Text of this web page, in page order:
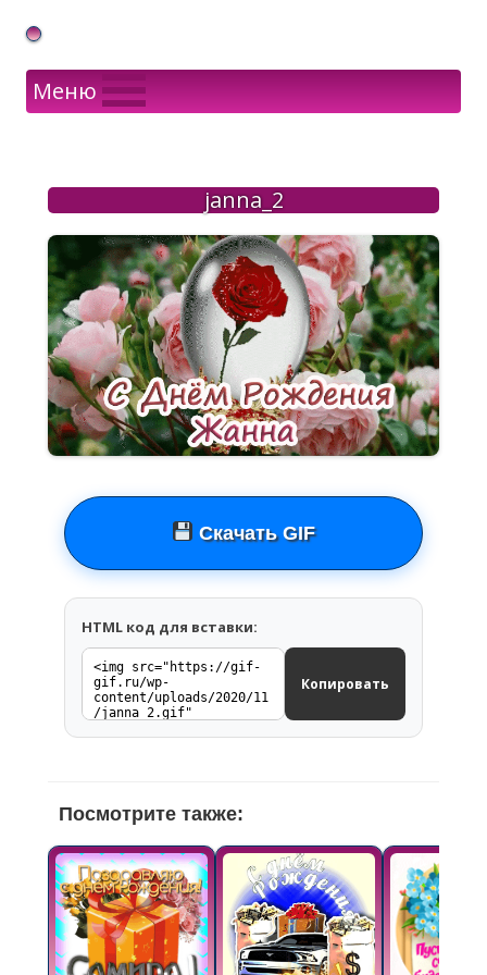
Gif Открытки в подарок
Меню
janna_2
Скачать GIF
HTML код для вставки:
Копировать
Посмотрите также: